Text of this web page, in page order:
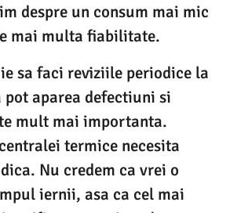
despre un consum mai mic
mai multa fiabilitate.
sa faci reviziile periodice la
aparea defectiuni si
mult mai importanta.
termice necesita
Nu credem ca vrei o
iernii, asa ca cel mai